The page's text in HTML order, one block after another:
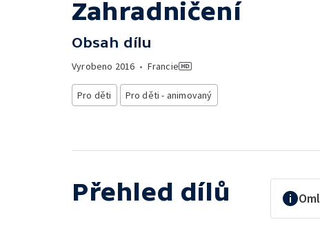
Zahradničení
Obsah dílu
Vyrobeno 2016 • Francie
Pro děti Pro děti - animovaný
Přehled dílů